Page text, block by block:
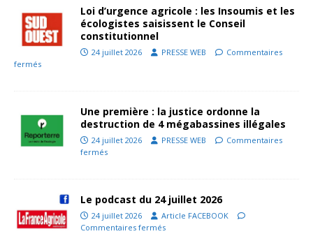
Loi d’urgence agricole : les Insoumis et les
écologistes saisissent le Conseil
constitutionnel
24 juillet 2026 PRESSE WEB
Commentaires
fermés
Une première : la justice ordonne la
destruction de 4 mégabassines illégales
24 juillet 2026 PRESSE WEB
Commentaires
fermés
Le podcast du 24 juillet 2026
24 juillet 2026
Article FACEBOOK
Commentaires fermés